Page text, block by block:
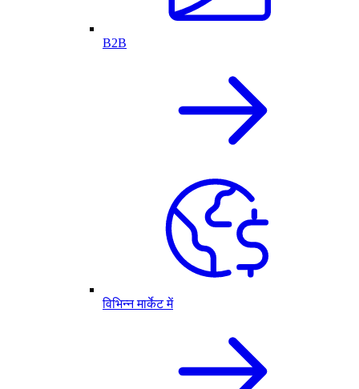
B2B
विभिन्न मार्केट में